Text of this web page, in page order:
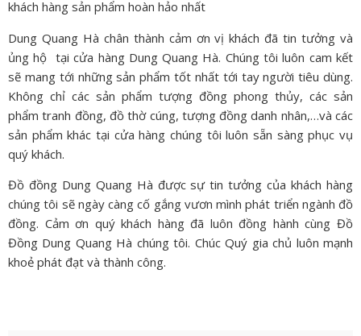
khách hàng sản phẩm hoàn hảo nhất
Dung Quang Hà chân thành cảm ơn vị khách đã tin tưởng và
ủng hộ tại cửa hàng Dung Quang Hà. Chúng tôi luôn cam kết
sẽ mang tới những sản phẩm tốt nhất tới tay người tiêu dùng.
Không chỉ các sản phẩm tượng đồng phong thủy, các sản
phẩm tranh đồng, đồ thờ cúng, tượng đồng danh nhân,…và các
sản phẩm khác tại cửa hàng chúng tôi luôn sẵn sàng phục vụ
quý khách.
Đồ đồng Dung Quang Hà được sự tin tưởng của khách hàng
chúng tôi sẽ ngày càng cố gắng vươn mình phát triển ngành đồ
đồng. Cảm ơn quý khách hàng đã luôn đồng hành cùng Đồ
Đồng Dung Quang Hà chúng tôi. Chúc Quý gia chủ luôn mạnh
khoẻ phát đạt và thành công.